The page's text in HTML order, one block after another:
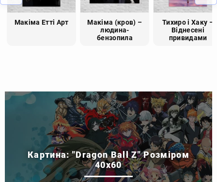
Макіма Етті Арт
Макіма (кров) –
людина-
бензопила
Тихиро і Хаку –
Віднесені
привидами
Картина: "Dragon Ball Z" Розміром
40x60